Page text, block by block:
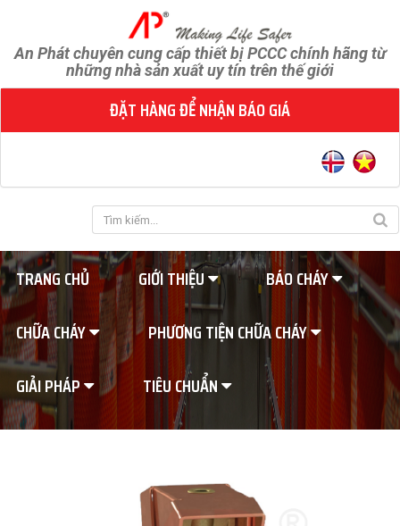
An Phát chuyên cung cấp thiết bị PCCC chính hãng từ
những nhà sản xuất uy tín trên thế giới
ĐẶT HÀNG ĐỂ NHẬN BÁO GIÁ
TRANG CHỦ GIỚI THIỆU
BÁO CHÁY
CHỮA CHÁY
PHƯƠNG TIỆN CHỮA CHÁY
GIẢI PHÁP
TIÊU CHUẨN